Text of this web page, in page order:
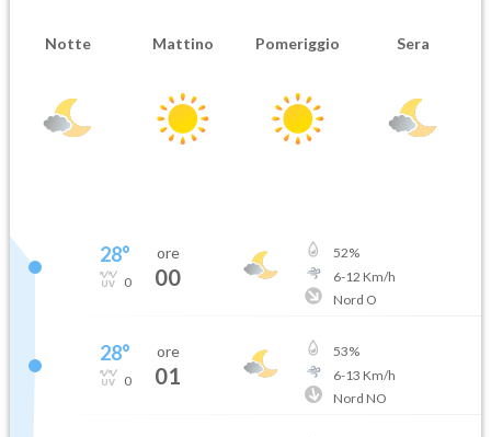
Notte Mattino Pomeriggio Sera
28°
0
ore
00
52%
6-12 Km/h
Nord O
28°
0
ore
01
53%
6-13 Km/h
Nord NO